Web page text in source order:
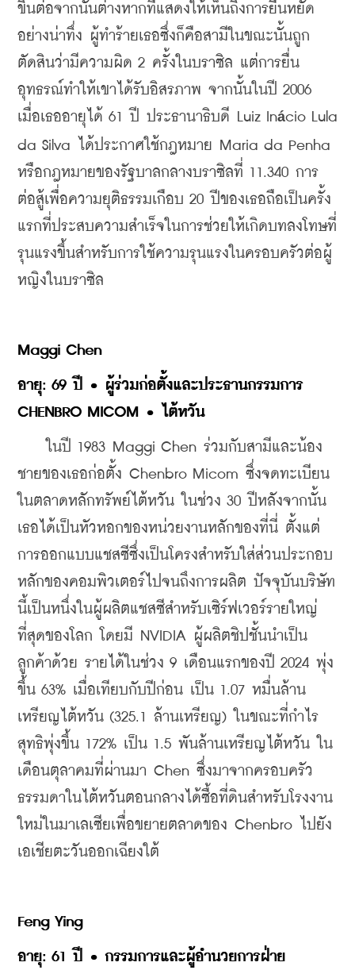
ขึ้นต่อจากนั้นต่างหากที่แสดงให้เห็นถึงการยืนหยัด
อย่างน่าทึ่ง ผู้ทำร้ายเธอซึ่งก็คือสามีในขณะนั้นถูก
ตัดสินว่ามีความผิด 2 ครั้งในบราซิล แต่การยื่น
อุทธรณ์ทำให้เขาได้รับอิสรภาพ จากนั้นในปี 2006
เมื่อเธออายุได้ 61 ปี ประธานาธิบดี Luiz Inácio Lula
da Silva ได้ประกาศใช้กฎหมาย Maria da Penha
หรือกฎหมายของรัฐบาลกลางบราซิลที่ 11.340 การ
ต่อสู้เพื่อความยุติธรรมเกือบ 20 ปีของเธอถือเป็นครั้ง
แรกที่ประสบความสำเร็จในการช่วยให้เกิดบทลงโทษที่
รุนแรงขึ้นสำหรับการใช้ความรุนแรงในครอบครัวต่อผู้
หญิงในบราซิล
Maggi Chen
อายุ: 69 ปี • ผู้ร่วมก่อตั้งและประธานกรรมการ
CHENBRO MICOM • ไต้หวัน
ในปี 1983 Maggi Chen ร่วมกับสามีและน้อง
ชายของเธอก่อตั้ง Chenbro Micom ซึ่งจดทะเบียน
ในตลาดหลักทรัพย์ไต้หวัน ในช่วง 30 ปีหลังจากนั้น
เธอได้เป็นหัวหอกของหน่วยงานหลักของที่นี่ ตั้งแต่
การออกแบบแชสซีซึ่งเป็นโครงสำหรับใส่ส่วนประกอบ
หลักของคอมพิวเตอร์ไปจนถึงการผลิต ปัจจุบันบริษัท
นี้เป็นหนึ่งในผู้ผลิตแชสซีสำหรับเซิร์ฟเวอร์รายใหญ่
ที่สุดของโลก โดยมี NVIDIA ผู้ผลิตชิปชั้นนำเป็น
ลูกค้าด้วย รายได้ในช่วง 9 เดือนแรกของปี 2024 พุ่ง
ขึ้น 63% เมื่อเทียบกับปีก่อน เป็น 1.07 หมื่นล้าน
เหรียญไต้หวัน (325.1 ล้านเหรียญ) ในขณะที่กำไร
สุทธิพุ่งขึ้น 172% เป็น 1.5 พันล้านเหรียญไต้หวัน ใน
เดือนตุลาคมที่ผ่านมา Chen ซึ่งมาจากครอบครัว
ธรรมดาในไต้หวันตอนกลางได้ซื้อที่ดินสำหรับโรงงาน
ใหม่ในมาเลเซียเพื่อขยายตลาดของ Chenbro ไปยัง
เอเชียตะวันออกเฉียงใต้
Feng Ying
อายุ: 61 ปี • กรรมการและผู้อำนวยการฝ่าย